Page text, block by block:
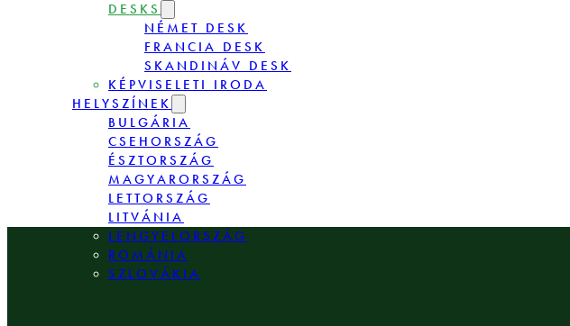
DESKS
NÉMET DESK
FRANCIA DESK
SKANDINÁV DESK
KÉPVISELETI IRODA
HELYSZÍNEK
BULGÁRIA
CSEHORSZÁG
ÉSZTORSZÁG
MAGYARORSZÁG
LETTORSZÁG
LITVÁNIA
LENGYELORSZÁG
ROMÁNIA
SZLOVÁKIA